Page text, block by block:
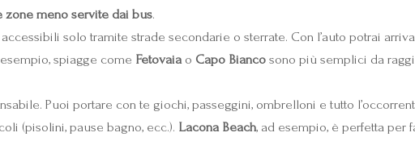
zone meno servite dai bus.
solo tramite strade secondarie o sterrate. Con l’auto potrai
spiagge come Fetovaiao Capo Bianco sono più semplici da
Puoi portare con te giochi, passeggini, ombrelloni e tutto
(pisolini, pause bagno, ecc.). Lacona Beach, ad esempio, è perfetta